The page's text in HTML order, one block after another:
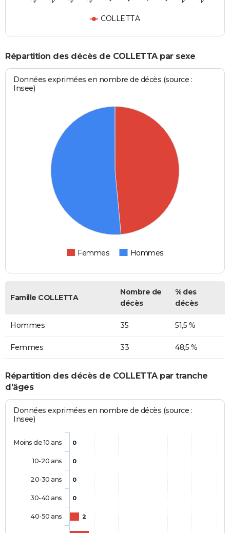
COLLETTA
Répartition des décès de COLLETTA par sexe
Données exprimées en nombre de décès (source :
Insee)
Femmes Hommes
Famille COLLETTA
Nombre de
décès
% des
décès
Hommes 35 51,5 %
Femmes 33 48,5 %
Répartition des décès de COLLETTA par tranche
d'âges
Données exprimées en nombre de décès (source :
Insee)
0
0
0
0
2
Moins de 10 ans
10-20 ans
20-30 ans
30-40 ans
40-50 ans